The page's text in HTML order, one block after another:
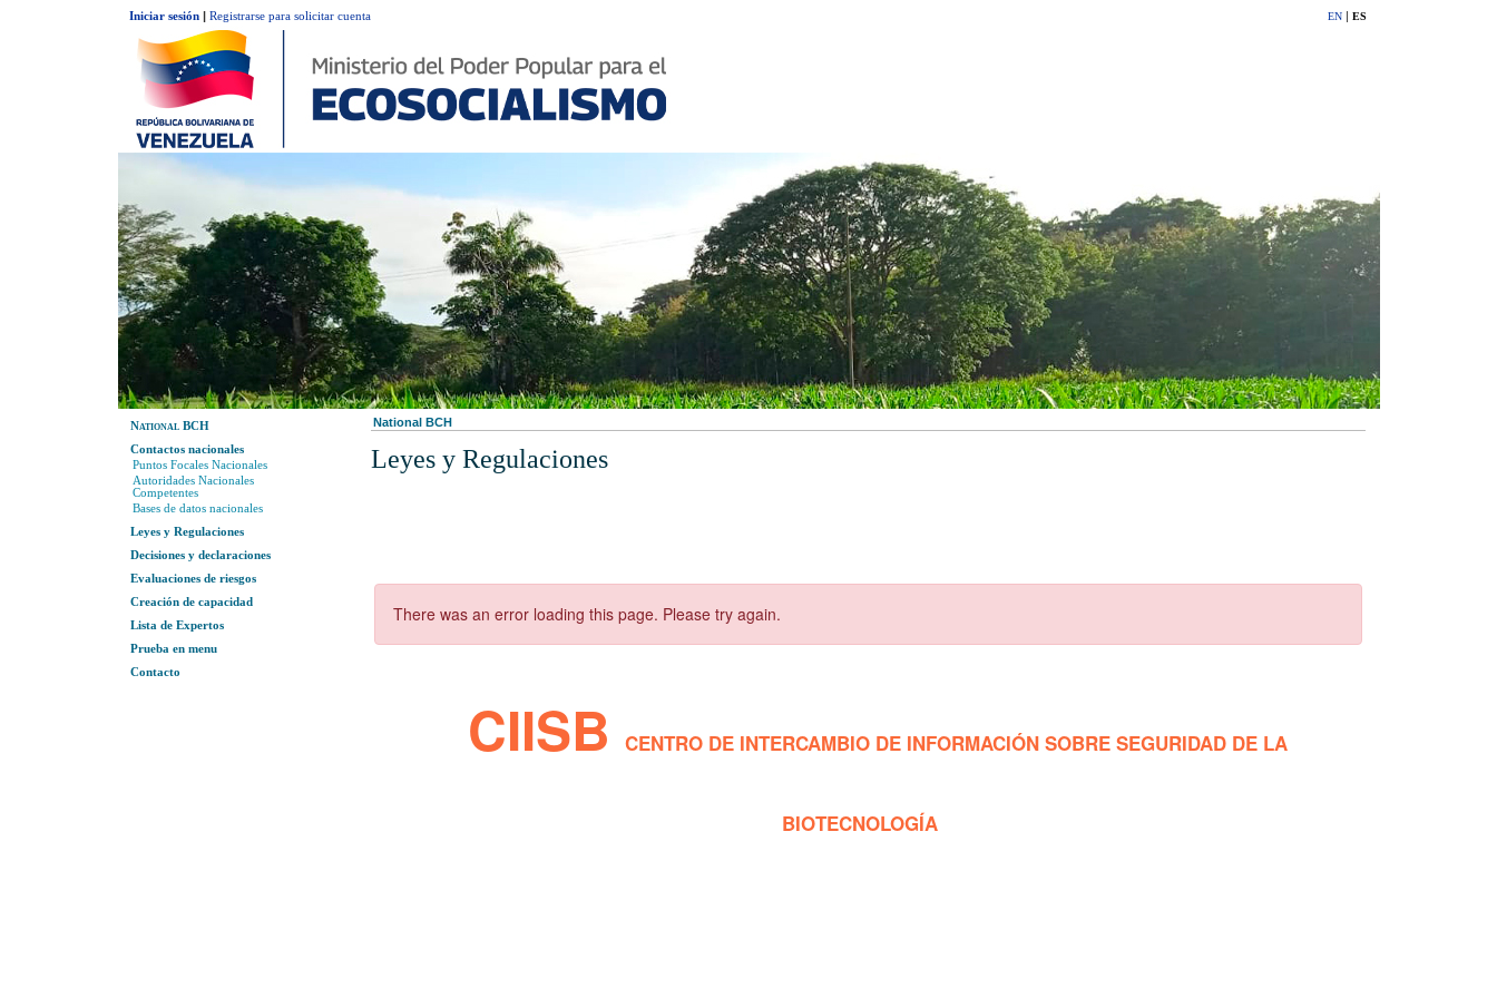
Iniciar sesión | Registrarse para solicitar cuenta EN | ES
National BCH
Contactos nacionales
Puntos Focales Nacionales
Autoridades Nacionales
Competentes
Bases de datos nacionales
Leyes y Regulaciones
Decisiones y declaraciones
Evaluaciones de riesgos
Creación de capacidad
Lista de Expertos
Prueba en menu
Contacto
National BCH
Leyes y Regulaciones